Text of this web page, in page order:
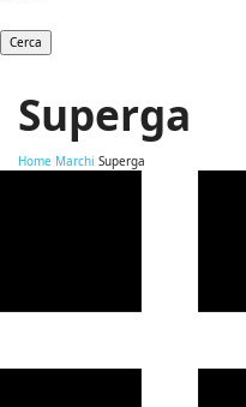
Cerca
Superga
Home Marchi Superga